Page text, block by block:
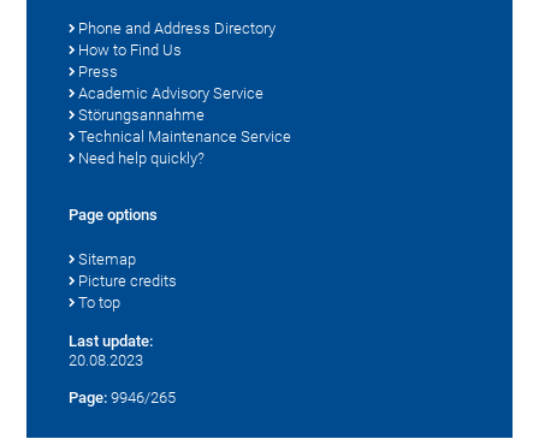
Phone and Address Directory
How to Find Us
Press
Academic Advisory Service
Störungsannahme
Technical Maintenance Service
Need help quickly?
Page options
Sitemap
Picture credits
To top
Last update:
20.08.2023
Page: 9946/265